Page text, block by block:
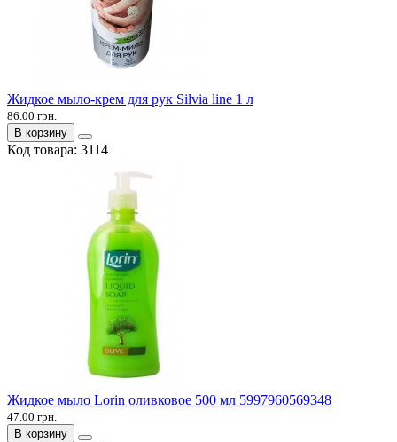
Жидкое мыло-крем для рук Silvia line 1 л
86.00 грн.
В корзину
Код товара: 3114
Жидкое мыло Lorin оливковое 500 мл 5997960569348
47.00 грн.
В корзину